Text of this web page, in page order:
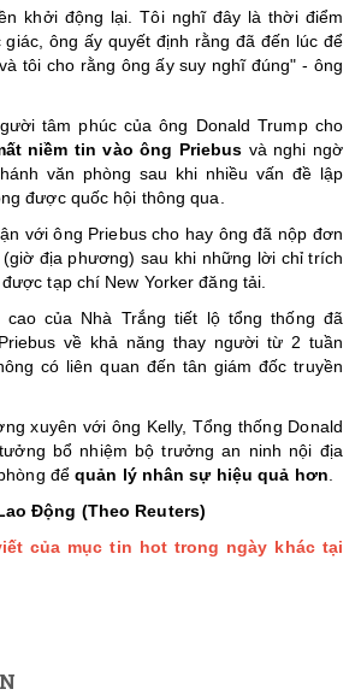
khởi động lại. Tôi nghĩ đây là thời điểm
ông ấy quyết định rằng đã đến lúc để
tôi cho rằng ông ấy suy nghĩ đúng" - ông
tâm phúc của ông Donald Trump cho
niềm tin vào ông Priebus và nghi ngờ
văn phòng sau khi nhiều vấn đề lập
được quốc hội thông qua.
với ông Priebus cho hay ông đã nộp đơn
địa phương) sau khi những lời chỉ trích
tạp chí New Yorker đăng tải.
cao của Nhà Trắng tiết lộ tổng thống đã
về khả năng thay người từ 2 tuần
có liên quan đến tân giám đốc truyền
xuyên với ông Kelly, Tổng thống Donald
bổ nhiệm bộ trưởng an ninh nội địa
đểquản lý nhân sự hiệu quả hơn
Động (Theo Reuters)
của mục tin hot trong ngày khác tại